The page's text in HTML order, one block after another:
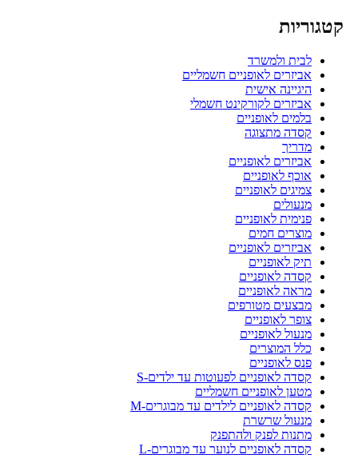
קטגוריות
לבית ולמשרד
אביזרים לאופניים חשמליים
היגיינה אישית
אביזרים לקורקינט חשמלי
בלמים לאופניים
קסדה מתצוגה
מדריך
אביזרים לאופניים
אוכף לאופניים
צמיגים לאופניים
מנעולים
פנימית לאופניים
מוצרים חמים
אביזרים לאופניים
תיק לאופניים
קסדה לאופניים
מראה לאופניים
מבצעים מטורפים
צופר לאופניים
מנעול לאופניים
כלל המוצרים
פנס לאופניים
קסדה לאופניים לפעוטות עד ילדים-S
מטען לאופניים חשמליים
קסדה לאופניים לילדים עד מבוגרים-M
מנעול שרשרת
מתנות לפנק ולהתפנק
קסדה לאופניים לנוער עד מבוגרים-L